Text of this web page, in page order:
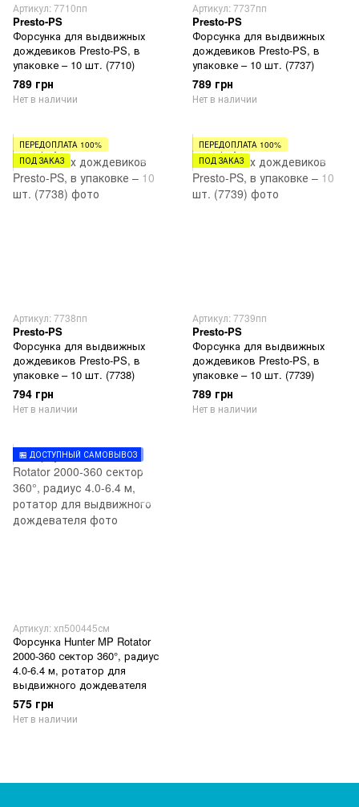
Артикул: 7710пп
Presto-PS
Форсунка для выдвижных
дождевиков Presto-PS, в
упаковке – 10 шт. (7710)
789 грн
Нет в наличии
Артикул: 7737пп
Presto-PS
Форсунка для выдвижных
дождевиков Presto-PS, в
упаковке – 10 шт. (7737)
789 грн
Нет в наличии
ПЕРЕДОПЛАТА 100%
ПОД ЗАКАЗ
Артикул: 7738пп
Presto-PS
Форсунка для выдвижных
дождевиков Presto-PS, в
упаковке – 10 шт. (7738)
794 грн
Нет в наличии
ПЕРЕДОПЛАТА 100%
ПОД ЗАКАЗ
Артикул: 7739пп
Presto-PS
Форсунка для выдвижных
дождевиков Presto-PS, в
упаковке – 10 шт. (7739)
789 грн
Нет в наличии
🏪 ДОСТУПНЫЙ САМОВЫВОЗ
Артикул: хп500445см
Форсунка Hunter MP Rotator
2000-360 сектор 360°, радиус
4.0-6.4 м, ротатор для
выдвижного дождевателя
575 грн
Нет в наличии